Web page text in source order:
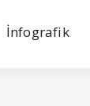
İnfografik